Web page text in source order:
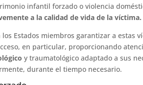
infantil forzado o violencia
a la calidad de vida de la víctima.
Estados miembros garantizar a estas
en particular, proporcionando
y traumatológico adaptado a sus
durante el tiempo necesario.